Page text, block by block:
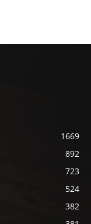
1669
892
723
524
382